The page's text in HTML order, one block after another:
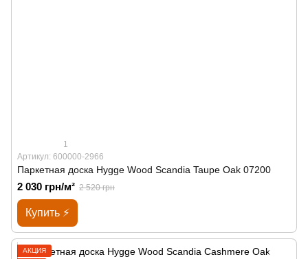
1
Артикул: 600000-2966
Паркетная доска Hygge Wood Scandia Taupe Oak 07200
2 030 грн/м² 2 520 грн
Купить ⚡
АКЦИЯ